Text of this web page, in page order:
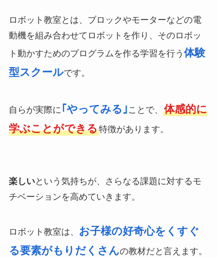
ロボット教室とは、ブロックやモーターなどの電
動機を組み合わせてロボットを作り、そのロボッ
ト動かすためのプログラムを作る学習を行う 体験
型スクールです。
自らが実際に ｢やってみる｣ ことで、 体感的に
学ぶことができる特徴があります。
楽しいという気持ちが、さらなる課題に対するモ
チベーションを高めていきます。
ロボット教室は、 お子様の好奇心をくすぐ
る要素がもりだくさんの教材だと言えます。